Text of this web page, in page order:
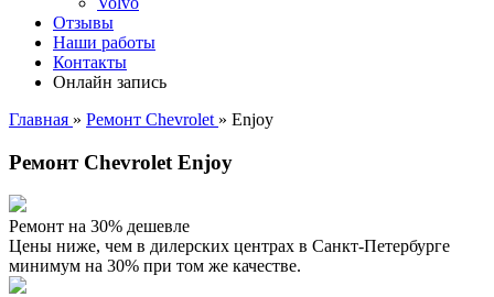
Отзывы
Наши работы
Контакты
Онлайн запись
Главная » Ремонт Chevrolet » Enjoy
Ремонт Chevrolet Enjoy
Ремонт на 30% дешевле
Цены ниже, чем в дилерских центрах в Санкт-Петербурге
минимум на 30% при том же качестве.